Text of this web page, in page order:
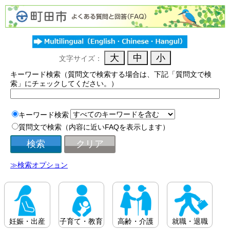
文字サイズ：
キーワード検索（質問文で検索する場合は、下記「質問文で検
索」にチェックしてください。）
キーワード検索
質問文で検索（内容に近いFAQを表示します）
≫検索オプション
妊娠・出産 子育て・教育 高齢・介護 就職・退職